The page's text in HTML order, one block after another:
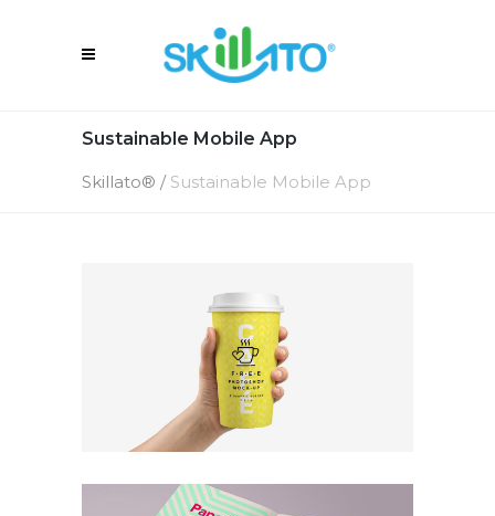
Sustainable Mobile App
Skillato® / Sustainable Mobile App